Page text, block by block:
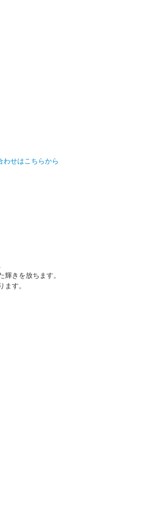
わせはこちらから
きを放ちます。
す。